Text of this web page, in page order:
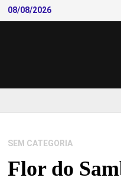
Skip
to
08/08/2026
SEM CATEGORIA
Flor do